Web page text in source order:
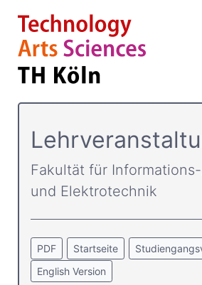
Fakultät für
und Elektrotechnik
PDF Startseite
English Version